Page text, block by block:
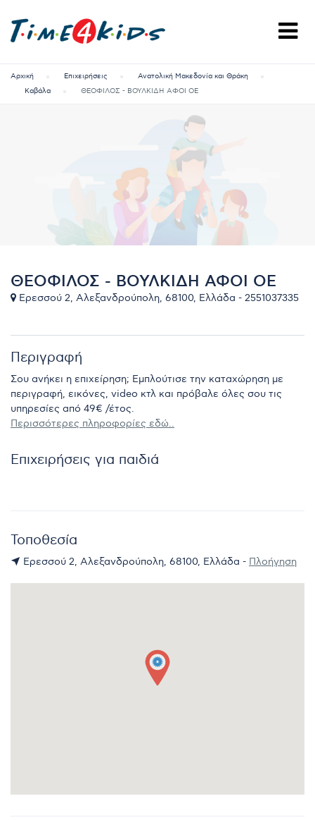
Αρχική Επιχειρήσεις
Ανατολική Μακεδονία και Θράκη
Καβάλα
ΘΕΟΦΙΛΟΣ - ΒΟΥΛΚΙΔΗ ΑΦΟΙ ΟΕ
ΘΕΟΦΙΛΟΣ - ΒΟΥΛΚΙΔΗ ΑΦΟΙ ΟΕ
Ερεσσού 2, Αλεξανδρούπολη, 68100, Ελλάδα - 2551037335
Περιγραφή
Σου ανήκει η επιχείρηση; Εμπλούτισε την καταχώρηση με
περιγραφή, εικόνες, video κτλ και πρόβαλε όλες σου τις
υπηρεσίες από 49€ /έτος.
Περισσότερες πληροφορίες εδώ..
Επιχειρήσεις για παιδιά
Τοποθεσία
Ερεσσού 2, Αλεξανδρούπολη, 68100, Ελλάδα - Πλοήγηση